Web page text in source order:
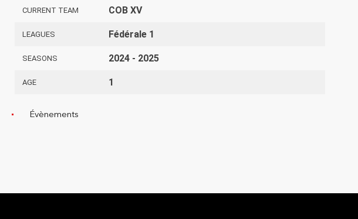
CURRENT TEAM COB XV
LEAGUES Fédérale 1
SEASONS 2024 - 2025
AGE 1
Évènements